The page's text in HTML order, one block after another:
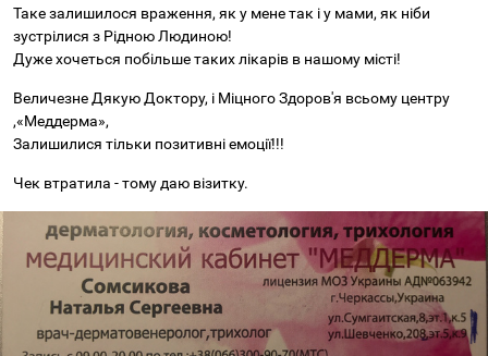
Таке залишилося враження, як у мене так і у мами, як ніби
зустрілися з Рідною Людиною!
Дуже хочеться побільше таких лікарів в нашому місті!
Величезне Дякую Доктору, і Міцного Здоров'я всьому центру
,«Меддерма»,
Залишилися тільки позитивні емоції!!!
Чек втратила - тому даю візитку.